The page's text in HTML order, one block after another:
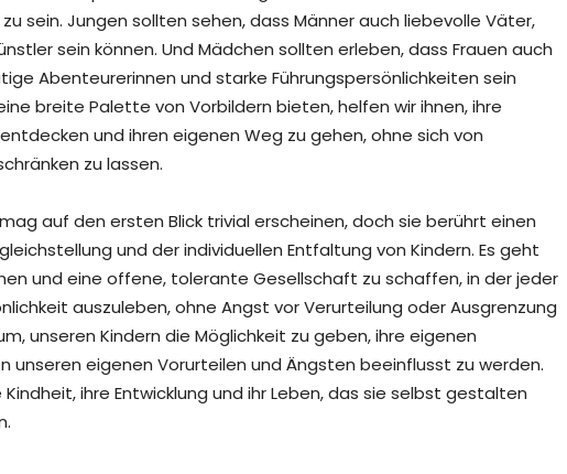
sein. Jungen sollten sehen, dass Männer auch liebevolle Väter,
sein können. Und Mädchen sollten erleben, dass Frauen auch
Abenteurerinnen und starke Führungspersönlichkeiten sein
breite Palette von Vorbildern bieten, helfen wir ihnen, ihre
und ihren eigenen Weg zu gehen, ohne sich von
zu lassen.
auf den ersten Blick trivial erscheinen, doch sie berührt einen
und der individuellen Entfaltung von Kindern. Es geht
und eine offene, tolerante Gesellschaft zu schaffen, in der jeder
auszuleben, ohne Angst vor Verurteilung oder Ausgrenzung
unseren Kindern die Möglichkeit zu geben, ihre eigenen
unseren eigenen Vorurteilen und Ängsten beeinflusst zu werden.
ihre Entwicklung und ihr Leben, das sie selbst gestalten